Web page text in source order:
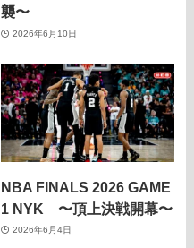
襲〜
2026年6月10日
NBA FINALS 2026 GAME
1 NYK 〜頂上決戦開幕〜
2026年6月4日